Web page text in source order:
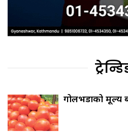
गोलभेँडाको मूल्य